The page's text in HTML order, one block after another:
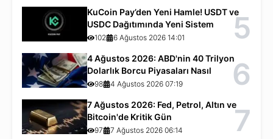
KuCoin Pay’den Yeni Hamle! USDT ve
USDC Dağıtımında Yeni Sistem
102 6 Ağustos 2026 14:01 5
4 Ağustos 2026: ABD'nin 40 Trilyon
Dolarlık Borcu Piyasaları Nasıl
Etkiliyor?
98 4 Ağustos 2026 07:19 6
7 Ağustos 2026: Fed, Petrol, Altın ve
Bitcoin'de Kritik Gün
97 7 Ağustos 2026 06:14 7